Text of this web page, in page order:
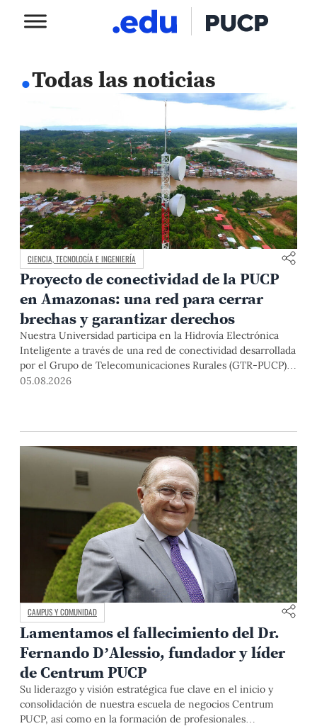
.Todas las noticias
CIENCIA, TECNOLOGÍA E INGENIERÍA
Proyecto de conectividad de la PUCP
en Amazonas: una red para cerrar
brechas y garantizar derechos
Nuestra Universidad participa en la Hidrovía Electrónica
Inteligente a través de una red de conectividad desarrollada
por el Grupo de Telecomunicaciones Rurales (GTR-PUCP)
desde el 2018. En esta nota repasamos cómo ha sido el
05.08.2026
CAMPUS Y COMUNIDAD
Lamentamos el fallecimiento del Dr.
Fernando D’Alessio, fundador y líder
de Centrum PUCP
Su liderazgo y visión estratégica fue clave en el inicio y
consolidación de nuestra escuela de negocios Centrum
PUCP, así como en la formación de profesionales